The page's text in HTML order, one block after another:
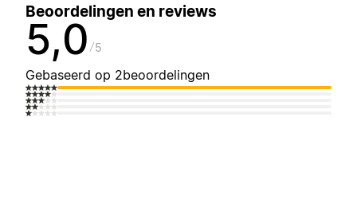
Beoordelingen en reviews
5,0 5
Gebaseerd op 2beoordelingen